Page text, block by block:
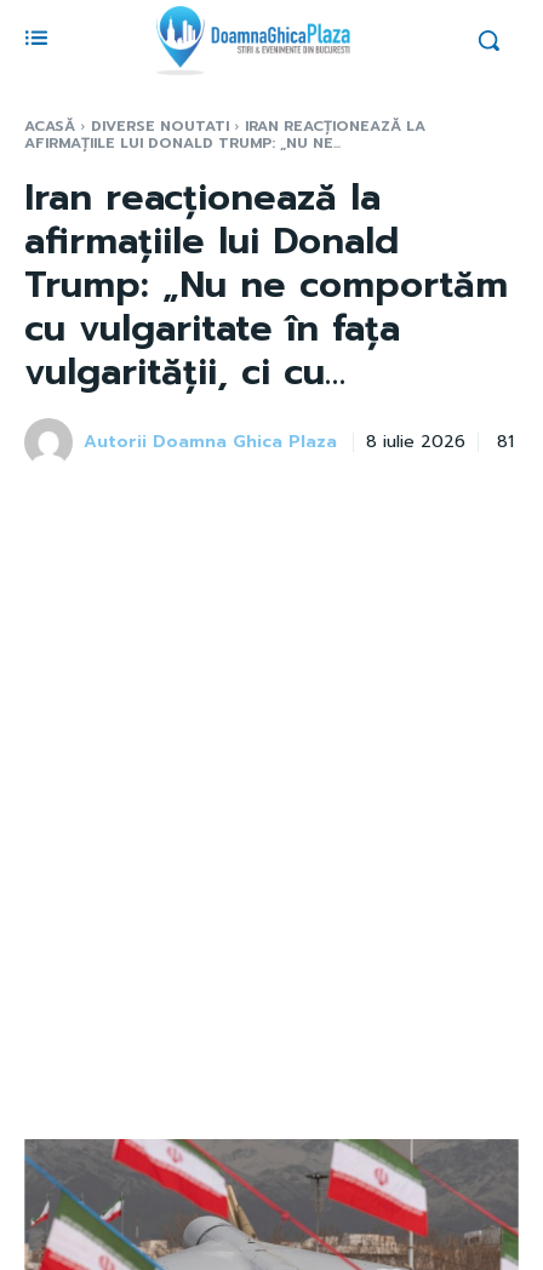
ACASĂ DIVERSE NOUTATI IRAN REACȚIONEAZĂ LA
AFIRMAȚIILE LUI DONALD TRUMP: „NU NE...
Iran reacționează la
afirmațiile lui Donald
Trump: „Nu ne comportăm
cu vulgaritate în fața
vulgarității, ci cu…
Autorii Doamna Ghica Plaza 8 iulie 2026 81